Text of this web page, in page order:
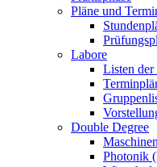
Pläne und
Labore
Listen
Double Degree
Photonik